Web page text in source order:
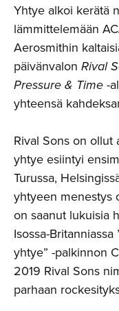
Yhtye alkoi kerätä
lämmittelemään
Aerosmithin
päivänvalon Rival
Pressure & Time-
yhteensä
Rival Sons on ollut
yhtye esiintyi
Turussa,
yhtyeen menestys
on saanut lukuisia
Isossa-
yhtye” -palkinnon
2019 Rival Sons
parhaan